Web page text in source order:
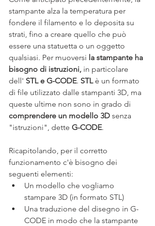
stampante alza la temperatura per
fondere il filamento e lo deposita su
strati, fino a creare quello che può
essere una statuetta o un oggetto
qualsiasi. Per muoversi la stampante ha
bisogno di istruzioni, in particolare
dell' STL e G-CODE. STL è un formato
di file utilizzato dalle stampanti 3D, ma
queste ultime non sono in grado di
comprendere un modello 3D senza
"istruzioni", dette G-CODE.
Ricapitolando, per il corretto
funzionamento c'è bisogno dei
seguenti elementi:
Un modello che vogliamo
stampare 3D (in formato STL)
Una traduzione del disegno in G-
CODE in modo che la stampante